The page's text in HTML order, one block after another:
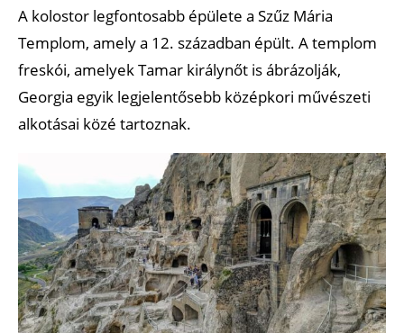
A kolostor legfontosabb épülete a Szűz Mária
Templom, amely a 12. században épült. A templom
freskói, amelyek Tamar királynőt is ábrázolják,
Georgia egyik legjelentősebb középkori művészeti
alkotásai közé tartoznak.